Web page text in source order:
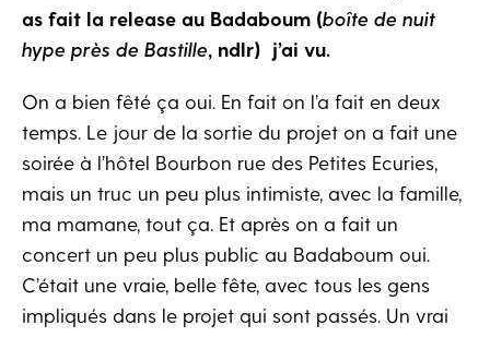
as fait la release au Badaboum (boîte de nuit
hype près de Bastille , ndlr) j’ai vu.
On a bien fêté ça oui. En fait on l’a fait en deux
temps. Le jour de la sortie du projet on a fait une
soirée à l’hôtel Bourbon rue des Petites Ecuries,
mais un truc un peu plus intimiste, avec la famille,
ma mamane, tout ça. Et après on a fait un
concert un peu plus public au Badaboum oui.
C’était une vraie, belle fête, avec tous les gens
impliqués dans le projet qui sont passés. Un vrai